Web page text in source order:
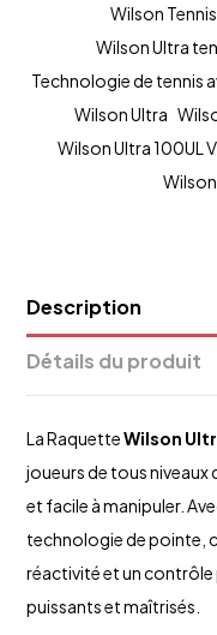
Wilson
Wilson Ultra
Technologie de tennis
Wilson Ultra
Wilson Ultra 100UL
Description
Détails du produit
La RaquetteWilson
joueurs de tous niveaux
et facile à manipuler.
technologie de pointe,
réactivité et un
puissants et maîtrisés.